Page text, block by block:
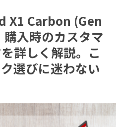
X1 Carbon (Gen
入時のカスタマ
詳しく解説。こ
選びに迷わない